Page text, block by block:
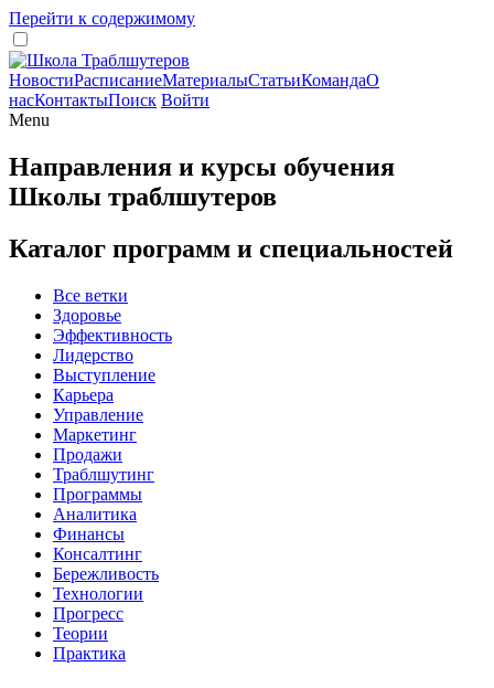
Перейти к содержимому
НовостиРасписаниеМатериалыСтатьиКомандаО
насКонтактыПоиск Войти
Menu
Направления и курсы обучения
Школы траблшутеров
Каталог программ и специальностей
Все ветки
Здоровье
Эффективность
Лидерство
Выступление
Карьера
Управление
Маркетинг
Продажи
Траблшутинг
Программы
Аналитика
Финансы
Консалтинг
Бережливость
Технологии
Прогресс
Теории
Практика